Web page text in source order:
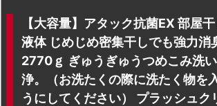
【大容量】アタック抗菌EX 部屋
液体 じめじめ密集干しでも強力消
2770ｇ ぎゅうぎゅうつめこみ洗
浄。（お洗たくの際に洗たく物を
うにしてください） プラッシュク